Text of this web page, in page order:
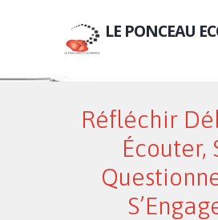
LE PONCEAU
Réfléchir
Écouter,